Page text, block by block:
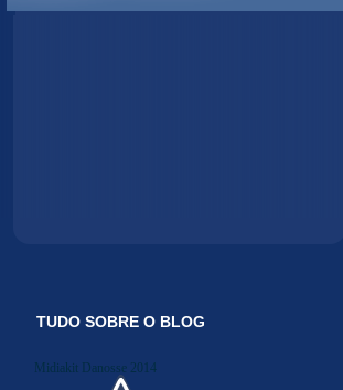
TUDO SOBRE O BLOG
Midiakit Danosse 2014